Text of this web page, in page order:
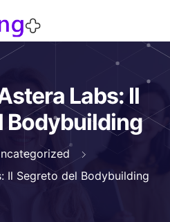
Labs: Il
Bodybuilding
Il Segreto del Bodybuilding